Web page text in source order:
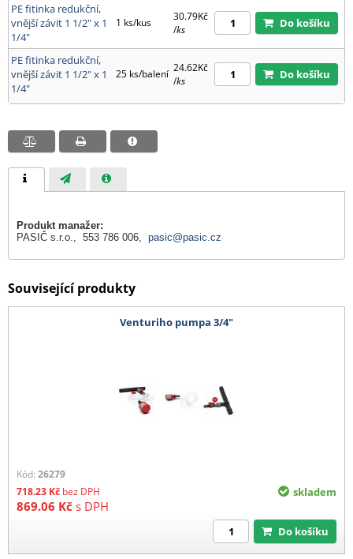
PE fitinka redukční,
vnější závit 1 1/2" x 1
1/4"
1 ks/kus
30.79Kč
/ks Do košíku
PE fitinka redukční,
vnější závit 1 1/2" x 1
1/4"
25 ks/balení 24.62Kč
/ks Do košíku
Produkt manažer:
PASIČ s.r.o., 553 786 006, pasic@pasic.cz
Související produkty
Venturiho pumpa 3/4"
Kód: 26279
718.23 Kč bez DPH
869.06 Kč s DPH
skladem
Do košíku